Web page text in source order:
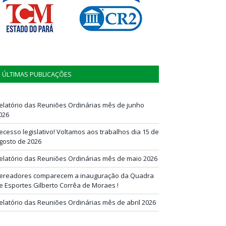
ÚLTIMAS PUBLICAÇÕES
das Reuniões Ordinárias mês de junho
legislativo! Voltamos aos trabalhos dia 15 de
de 2026
das Reuniões Ordinárias mês de maio 2026
comparecem a inauguração da Quadra
Esportes Gilberto Corrêa de Moraes !
das Reuniões Ordinárias mês de abril 2026